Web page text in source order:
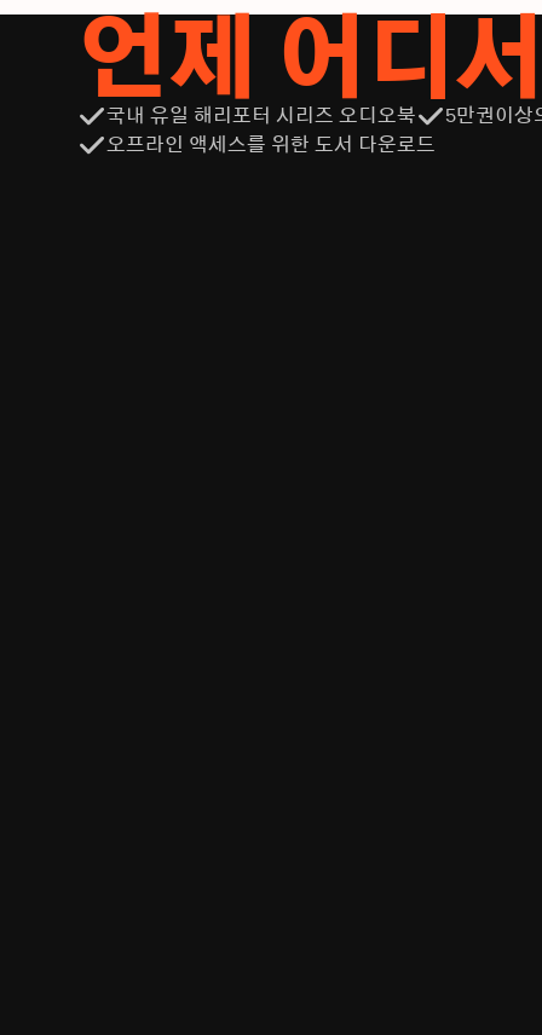
언제 어디
국내 유일 해리포터 시리즈 오디오북
5만권이상
오프라인 액세스를 위한 도서 다운로드